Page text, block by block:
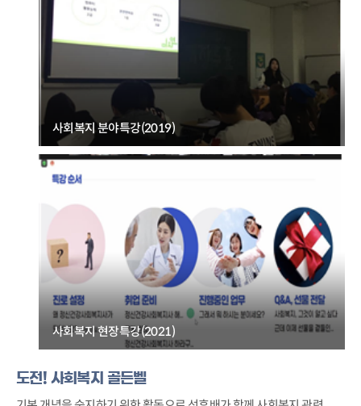
사회복지 분야특강(2019)
사회복지 현장특강(2021)
도전! 사회복지 골든벨